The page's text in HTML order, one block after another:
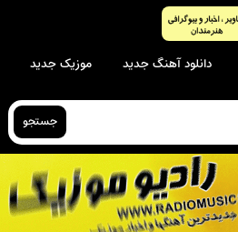
دانلود آهنگ جدید موزیک جدید
جستجو